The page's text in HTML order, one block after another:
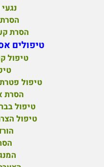
הסרת
טיפולים
טיפול
טיפול פטרת
הסרת
טיפול
טיפול